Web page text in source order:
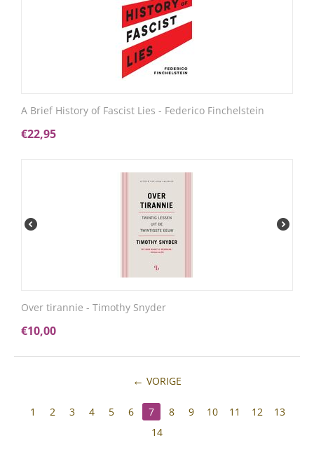
A Brief History of Fascist Lies - Federico Finchelstein
€22,95
Over tirannie - Timothy Snyder
€10,00
VORIGE
1 2 3 4 5 6 7 8 9 10 11 12
13
14